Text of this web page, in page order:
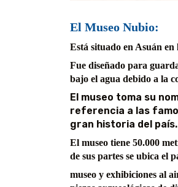
El Museo Nubio:
Está situado en Asuán
Fue diseñado para
bajo el agua debido a la
El museo toma su
referencia a las
gran historia del país.
El museo tiene 50.000
de sus partes se ubica el
museo y exhibiciones al